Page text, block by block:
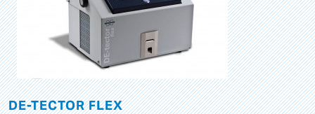
DE-TECTOR FLEX